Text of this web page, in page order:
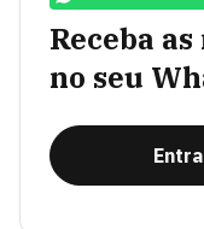
Receba
no seu